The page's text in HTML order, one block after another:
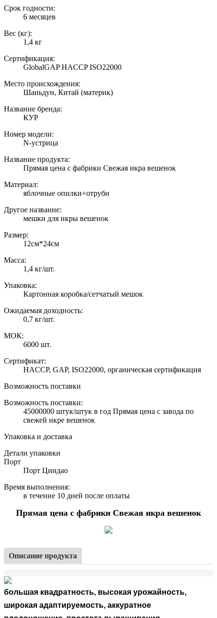
Срок годности:
6 месяцев
Вес (кг):
1,4 кг
Сертификация:
GlobalGAP HACCP ISO22000
Место происхождения:
Шаньдун, Китай (материк)
Название бренда:
КУР
Номер модели:
N-устрица
Название продукта:
Прямая цена с фабрики Свежая икра вешенок
Материал:
яблочные опилки+отруби
Другое название:
мешки для икры вешенок
Размер:
12см*24см
Масса:
1,4 кг/шт.
Упаковка:
Картонная коробка/сетчатый мешок
Ожидаемая доходность:
0,7 кг/шт.
МОК:
6000 шт.
Сертификат:
HACCP, GAP, ISO22000, органическая сертификация
Возможность поставки
Возможность поставки:
45000000 штук/штук в год Прямая цена с завода по
свежей икре вешенок
Упаковка и доставка
Детали упаковки
Порт
Порт Циндао
Время выполнения:
в течение 10 дней после оплаты
Прямая цена с фабрики Свежая икра вешенок
Описание продукта
большая квадратность, высокая урожайность,
широкая адаптируемость, аккуратное